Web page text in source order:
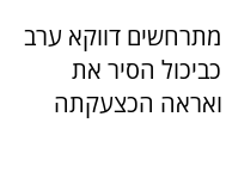
מתרחשים דווקא ערב
הסיר את
ואראה הכצעקתה